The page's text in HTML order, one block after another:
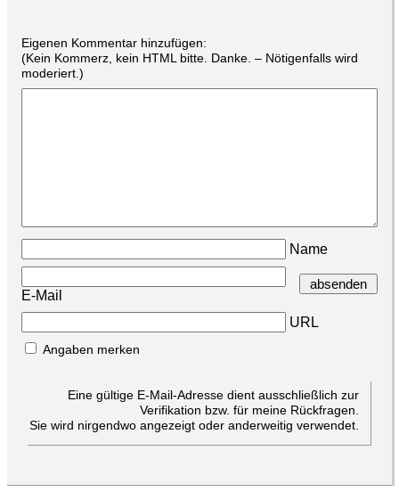
Eigenen Kommentar hinzufügen:
(Kein Kommerz, kein HTML bitte. Danke. – Nötigenfalls wird
moderiert.)
Name
E-Mail
URL
Angaben merken
Eine gültige E-Mail-Adresse dient ausschließlich zur
Verifikation bzw. für meine Rückfragen.
Sie wird nirgendwo angezeigt oder anderweitig verwendet.